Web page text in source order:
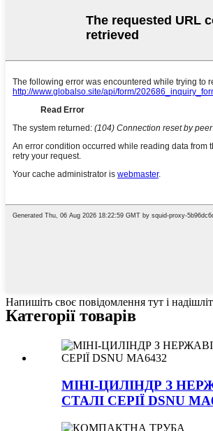
Напишіть своє повідомлення тут і
Категорії товарів
МІНІ-ЦИЛІНДР З
СТАЛІ СЕРІЇ DSNU